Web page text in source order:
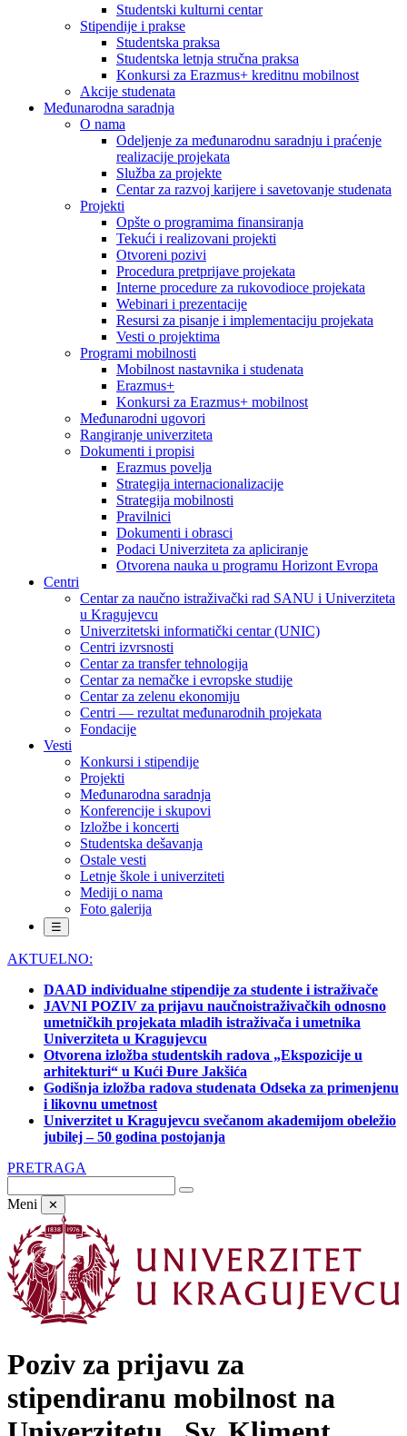
Studentski kulturni centar
Stipendije i prakse
Studentska praksa
Studentska letnja stručna praksa
Konkursi za Erazmus+ kreditnu mobilnost
Akcije studenata
Međunarodna saradnja
O nama
Odeljenje za međunarodnu saradnju i praćenje
realizacije projekata
Služba za projekte
Centar za razvoj karijere i savetovanje studenata
Projekti
Opšte o programima finansiranja
Tekući i realizovani projekti
Otvoreni pozivi
Procedura pretprijave projekata
Interne procedure za rukovodioce projekata
Webinari i prezentacije
Resursi za pisanje i implementaciju projekata
Vesti o projektima
Programi mobilnosti
Mobilnost nastavnika i studenata
Erazmus+
Konkursi za Erazmus+ mobilnost
Međunarodni ugovori
Rangiranje univerziteta
Dokumenti i propisi
Erazmus povelja
Strategija internacionalizacije
Strategija mobilnosti
Pravilnici
Dokumenti i obrasci
Podaci Univerziteta za apliciranje
Otvorena nauka u programu Horizont Evropa
Centri
Centar za naučno istraživački rad SANU i Univerziteta
u Kragujevcu
Univerzitetski informatički centar (UNIC)
Centri izvrsnosti
Centar za transfer tehnologija
Centar za nemačke i evropske studije
Centar za zelenu ekonomiju
Centri — rezultat međunarodnih projekata
Fondacije
Vesti
Konkursi i stipendije
Projekti
Međunarodna saradnja
Konferencije i skupovi
Izložbe i koncerti
Studentska dešavanja
Ostale vesti
Letnje škole i univerziteti
Mediji o nama
Foto galerija
☰
AKTUELNO:
DAAD individualne stipendije za studente i istraživače
JAVNI POZIV za prijavu naučnoistraživačkih odnosno
umetničkih projekata mladih istraživača i umetnika
Univerziteta u Kragujevcu
Otvorena izložba studentskih radova „Ekspozicije u
arhitekturi“ u Kući Đure Jakšića
Godišnja izložba radova studenata Odseka za primenjenu
i likovnu umetnost
Univerzitet u Kragujevcu svečanom akademijom obeležio
jubilej – 50 godina postojanja
PRETRAGA
Meni ✕
Poziv za prijavu za
stipendiranu mobilnost na